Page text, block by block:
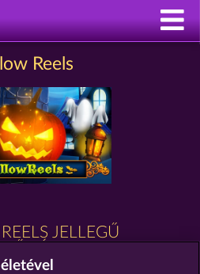
Reels
JELLEGŰ